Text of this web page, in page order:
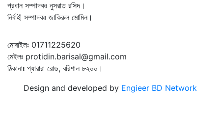
প্রধান সম্পাদকঃ নুসরাত রসিদ।
নির্বাহী সম্পাদকঃ জাকিরুল মোমিন।
মোবাইলঃ 01711225620
মেইলঃ protidin.barisal@gmail.com
ঠিকানাঃ প্যারারা রোড, বরিশাল ৮২০০।
Design and developed by Engieer BD Network